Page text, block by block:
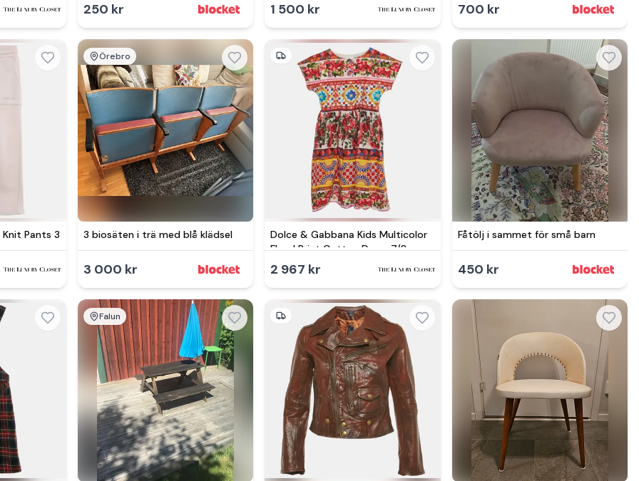
250 kr 1 500 kr 700 kr
Pants 3
Örebro
3 biosäten i trä med blå klädsel
3 000 kr
Dolce & Gabbana Kids Multicolor
Floral Print Cotton Dress 7/8
Years
2 967 kr
Fåtölj i sammet för små barn
450 kr
Se mer hos
Falun